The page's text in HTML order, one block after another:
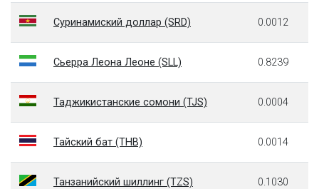
Суринамиский доллар (SRD) 0.0012
Сьерра Леона Леоне (SLL) 0.8239
Таджикистанские сомони (TJS) 0.0004
Тайский бат (THB) 0.0014
Танзанийский шиллинг (TZS) 0.1030